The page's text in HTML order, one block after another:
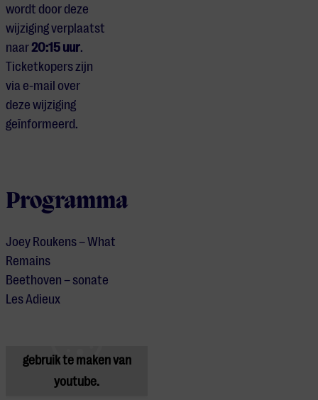
wordt door deze
wijziging verplaatst
naar20:15 uur.
Ticketkopers zijn
via e-mail over
deze wijziging
geïnformeerd.
Programma
Joey Roukens – What
Remains
Beethoven – sonate
Les Adieux
Je cookie instellingen
gebruik te maken van
youtube.